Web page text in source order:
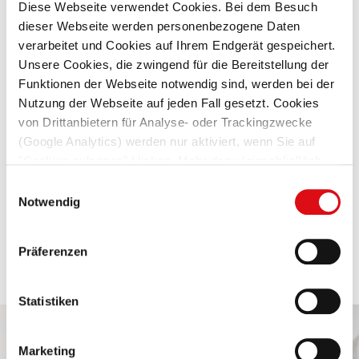
Diese Webseite verwendet Cookies. Bei dem Besuch
dieser Webseite werden personenbezogene Daten
verarbeitet und Cookies auf Ihrem Endgerät gespeichert.
Unsere Cookies, die zwingend für die Bereitstellung der
Funktionen der Webseite notwendig sind, werden bei der
Nutzung der Webseite auf jeden Fall gesetzt. Cookies
von Drittanbietern für Analyse- oder Trackingzwecke
(Google Analytics) werden nur aktiviert, wenn Sie auf
erfahren Sie in unserer
—
Notwendig
Präferenzen
Statistiken
Marketing
ROLLER
IN MAINFRANKEN VERWURZELT
Keine Stelle dabei?